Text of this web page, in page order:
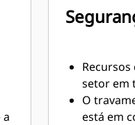
setor em
O
está em